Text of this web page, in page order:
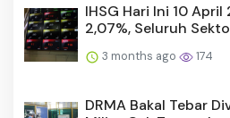
IHSG Hari Ini 10
2,07%, Seluruh
3 months ago 174
DRMA Bakal Tebar